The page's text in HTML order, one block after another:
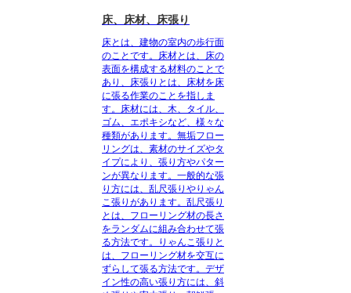
床、床材、床張り
床とは、建物の室内の歩行面
のことです。床材とは、床の
表面を構成する材料のことで
あり、床張りとは、床材を床
に張る作業のことを指しま
す。床材には、木、タイル、
ゴム、エポキシなど、様々な
種類があります。無垢フロー
リングは、素材のサイズやタ
イプにより、張り方やパター
ンが異なります。一般的な張
り方には、乱尺張りやりゃん
こ張りがあります。乱尺張り
とは、フローリング材の長さ
をランダムに組み合わせて張
る方法です。りゃんこ張りと
は、フローリング材を交互に
ずらして張る方法です。デザ
イン性の高い張り方には、斜